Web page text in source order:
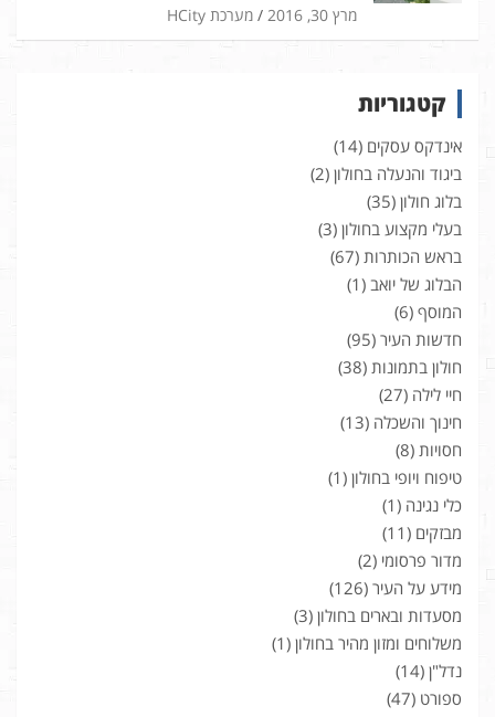
מרץ 30, 2016 מערכת HCity
קטגוריות
אינדקס עסקים (14)
ביגוד והנעלה בחולון (2)
בלוג חולון (35)
בעלי מקצוע בחולון (3)
בראש הכותרות (67)
הבלוג של יואב (1)
המוסף (6)
חדשות העיר (95)
חולון בתמונות (38)
חיי לילה (27)
חינוך והשכלה (13)
חסויות (8)
טיפוח ויופי בחולון (1)
כלי נגינה (1)
מבזקים (11)
מדור פרסומי (2)
מידע על העיר (126)
מסעדות ובארים בחולון (3)
משלוחים ומזון מהיר בחולון (1)
נדל"ן (14)
ספורט (47)